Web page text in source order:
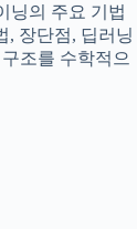
닝의 주요 기법
, 장단점, 딥러닝
조를 수학적으